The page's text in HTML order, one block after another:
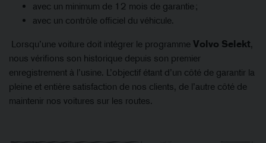
avec un minimum de 12 mois de garantie ;
avec un contrôle officiel du véhicule.
Lorsqu’une voiture doit intégrer le programme Volvo Selekt,
nous vérifions son historique depuis son premier
enregistrement à l’usine. L’objectif étant d’un côté de garantir la
pleine et entière satisfaction de nos clients, de l’autre côté de
maintenir nos voitures sur les routes.